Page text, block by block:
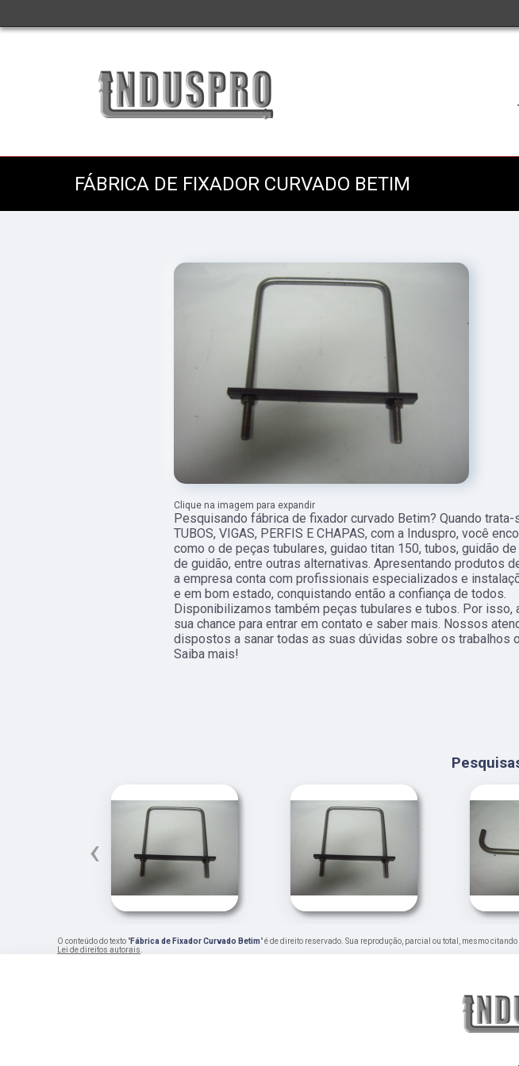
FÁBRICA DE FIXADOR CURVADO BETIM
Clique na imagem para expandir
Pesquisando fábrica de fixador curvado Betim? Quando trata-
TUBOS, VIGAS, PERFIS E CHAPAS, com a Induspro, você
como o de peças tubulares, guidao titan 150, tubos, guidão
de guidão, entre outras alternativas. Apresentando produtos
a empresa conta com profissionais especializados e
e em bom estado, conquistando então a confiança de todos.
Disponibilizamos também peças tubulares e tubos. Por isso,
sua chance para entrar em contato e saber mais. Nossos
dispostos a sanar todas as suas dúvidas sobre os trabalhos
Saiba mais!
‹
O conteúdo do texto "Fábrica de Fixador Curvado Betim" é de direito reservado. Sua reprodução, parcial ou total, mesmo
Lei de direitos autorais